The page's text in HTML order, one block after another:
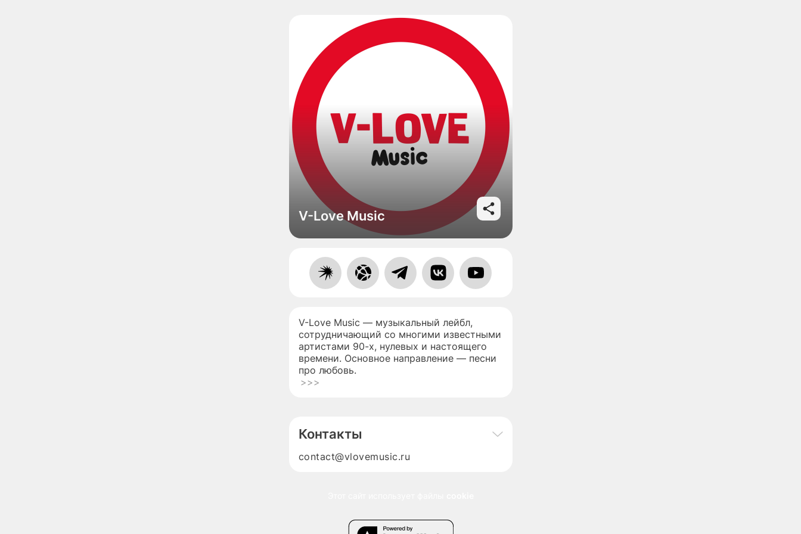
V-Love Music
V-Love Music — музыкальный лейбл,
сотрудничающий со многими известными
артистами 90-х, нулевых и настоящего
времени. Основное направление — песни
про любовь.
>>>
Контакты
contact@vlovemusic.ru